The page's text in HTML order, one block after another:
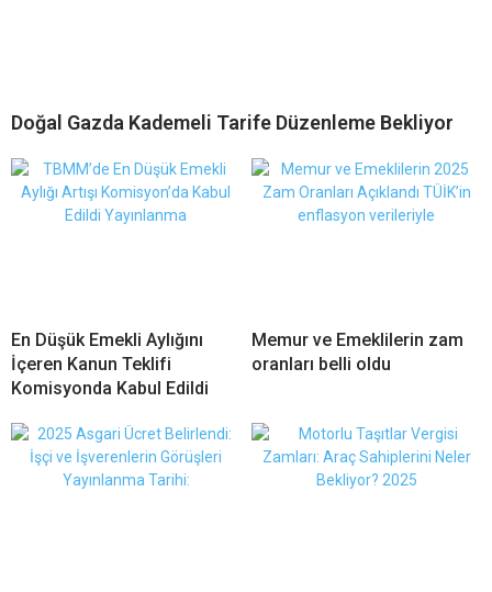
Doğal Gazda Kademeli Tarife Düzenleme Bekliyor
En Düşük Emekli Aylığını
İçeren Kanun Teklifi
Komisyonda Kabul Edildi
Memur ve Emeklilerin zam
oranları belli oldu